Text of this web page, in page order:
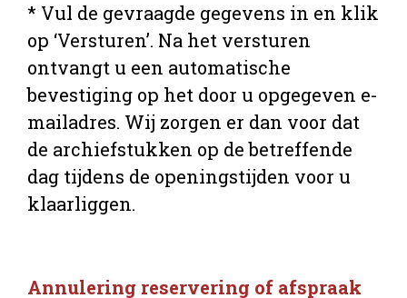
* Vul de gevraagde gegevens in en klik
op ‘Versturen’. Na het versturen
ontvangt u een automatische
bevestiging op het door u opgegeven e-
mailadres. Wij zorgen er dan voor dat
de archiefstukken op de betreffende
dag tijdens de openingstijden voor u
klaarliggen.
Annulering reservering of afspraak